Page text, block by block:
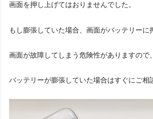
画面を押し上げてはおりませんでした。
もし膨張していた場合、画面がバッテリーに
画面が故障してしまう危険性がありますので、
バッテリーが膨張していた場合はすぐにご相